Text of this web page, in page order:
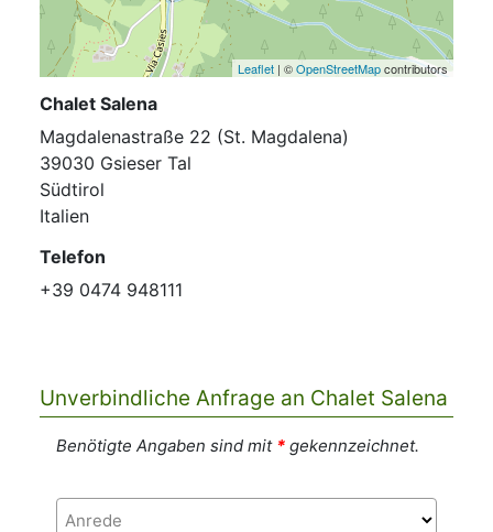
Leaflet | ©OpenStreetMapcontributors
Chalet Salena
Magdalenastraße 22 (St. Magdalena)
39030 Gsieser Tal
Südtirol
Italien
Telefon
+39 0474 948111
Unverbindliche Anfrage an Chalet Salena
Benötigte Angaben sind mit *gekennzeichnet.
Anrede